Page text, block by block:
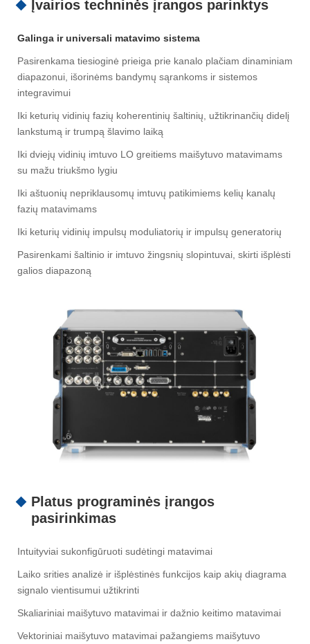
Įvairios techninės įrangos parinktys
Galinga ir universali matavimo sistema
Pasirenkama tiesioginė prieiga prie kanalo plačiam dinaminiam
diapazonui, išorinėms bandymų sąrankoms ir sistemos
integravimui
Iki keturių vidinių fazių koherentinių šaltinių, užtikrinančių didelį
lankstumą ir trumpą šlavimo laiką
Iki dviejų vidinių imtuvo LO greitiems maišytuvo matavimams
su mažu triukšmo lygiu
Iki aštuonių nepriklausomų imtuvų patikimiems kelių kanalų
fazių matavimams
Iki keturių vidinių impulsų moduliatorių ir impulsų generatorių
Pasirenkami šaltinio ir imtuvo žingsnių slopintuvai, skirti išplėsti
galios diapazoną
Platus programinės įrangos
pasirinkimas
Intuityviai sukonfigūruoti sudėtingi matavimai
Laiko srities analizė ir išplėstinės funkcijos kaip akių diagrama
signalo vientisumui užtikrinti
Skaliariniai maišytuvo matavimai ir dažnio keitimo matavimai
Vektoriniai maišytuvo matavimai pažangiems maišytuvo